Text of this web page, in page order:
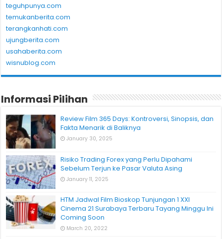
teguhpunya.com
temukanberita.com
terangkanhati.com
ujungberita.com
usahaberita.com
wisnublog.com
Informasi Pilihan
Review Film 365 Days: Kontroversi, Sinopsis, dan
Fakta Menarik di Baliknya
January 30, 2025
Risiko Trading Forex yang Perlu Dipahami
Sebelum Terjun ke Pasar Valuta Asing
January 11, 2025
HTM Jadwal Film Bioskop Tunjungan 1 XXI
Cinema 21 Surabaya Terbaru Tayang Minggu Ini
Coming Soon
March 20, 2022